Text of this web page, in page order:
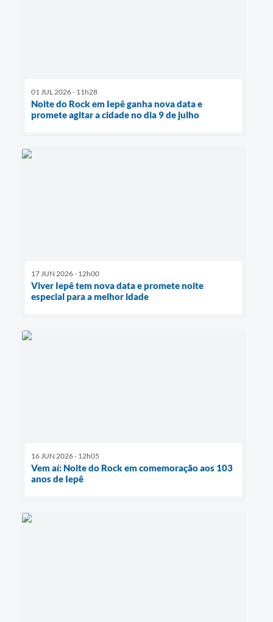
01 JUL 2026 - 11h28
Noite do Rock em Iepê ganha nova data e
promete agitar a cidade no dia 9 de julho
17 JUN 2026 - 12h00
Viver Iepê tem nova data e promete noite
especial para a melhor idade
16 JUN 2026 - 12h05
Vem aí: Noite do Rock em comemoração aos 103
anos de Iepê